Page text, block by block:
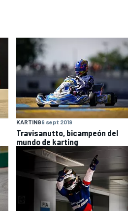
KARTING9 sept 2019
Travisanutto, bicampeón del
mundo de karting